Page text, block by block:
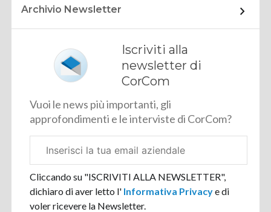
Archivio Newsletter
Iscriviti alla
newsletter di
CorCom
Vuoi le news più importanti, gli
approfondimenti e le interviste di CorCom?
aziendale
Cliccando su "ISCRIVITI ALLA NEWSLETTER",
dichiaro di aver letto l' Informativa Privacye di
voler ricevere la Newsletter.